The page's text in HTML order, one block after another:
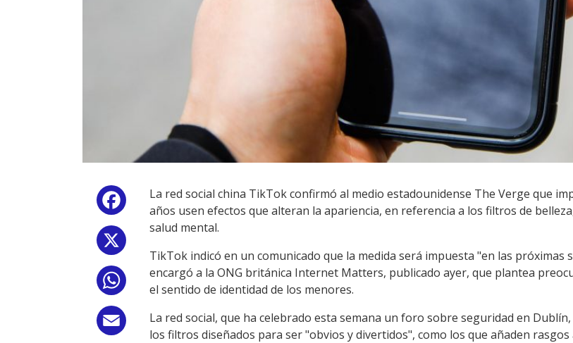
Facebook
WhatsApp
Email
La red social china TikTok confirmó al medio estadounidense The Verge que
años usen efectos que alteran la apariencia, en referencia a los filtros de
salud mental.
TikTok indicó en un comunicado que la medida será impuesta "en las próximas
encargó a la ONG británica Internet Matters, publicado ayer, que plantea
el sentido de identidad de los menores.
La red social, que ha celebrado esta semana un foro sobre seguridad en
los filtros diseñados para ser "obvios y divertidos", como los que añaden